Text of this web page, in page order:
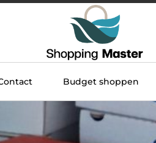
Budget shoppen